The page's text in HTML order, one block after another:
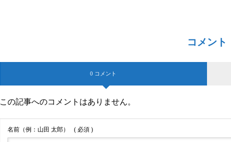
コメント
0 コメント
この記事へのコメントはありません。
名前（例：山田 太郎） ( 必須 )